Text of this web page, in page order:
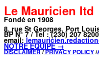
Le Mauricien ltd
Fondé en 1908
8, rue St Georges, Port
BP N° 7 / Tel : (230) 207 8200
email:
NOTRE ÉQUIPE →
DISCLAIMER/PRIVACY POLICY/